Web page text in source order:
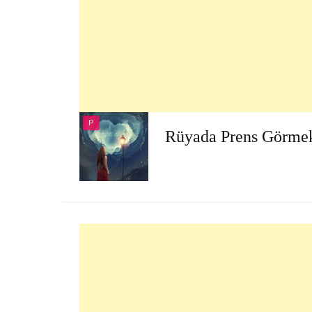
P
Rüyada Prens